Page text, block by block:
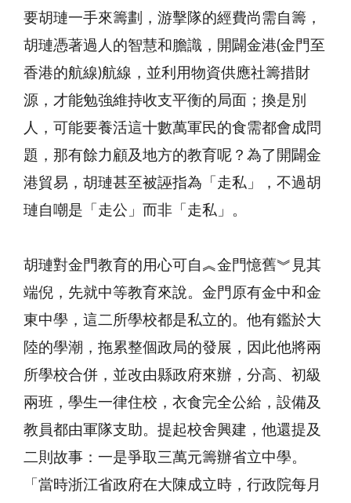
要胡璉一手來籌劃，游擊隊的經費尚需自籌，
胡璉憑著過人的智慧和膽識，開闢金港(金門至
香港的航線)航線，並利用物資供應社籌措財
源，才能勉強維持收支平衡的局面；換是別
人，可能要養活這十數萬軍民的食需都會成問
題，那有餘力顧及地方的教育呢？為了開闢金
港貿易，胡璉甚至被誣指為「走私」，不過胡
璉自嘲是「走公」而非「走私」。
胡璉對金門教育的用心可自︽金門憶舊︾見其
端倪，先就中等教育來說。金門原有金中和金
東中學，這二所學校都是私立的。他有鑑於大
陸的學潮，拖累整個政局的發展，因此他將兩
所學校合併，並改由縣政府來辦，分高、初級
兩班，學生一律住校，衣食完全公給，設備及
教員都由軍隊支助。提起校舍興建，他還提及
二則故事：一是爭取三萬元籌辦省立中學。
「當時浙江省政府在大陳成立時，行政院每月